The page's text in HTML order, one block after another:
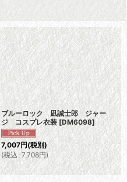
ブルーロック 凪誠士郎 ジャー
ジ コスプレ衣装 [DM6098]
7,007円(税別)
(税込 : 7,708円)